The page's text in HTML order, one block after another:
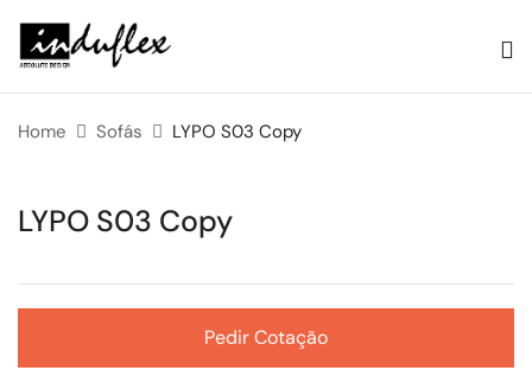
Home Sofás LYPO S03 Copy
LYPO S03 Copy
Pedir Cotação